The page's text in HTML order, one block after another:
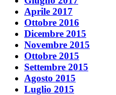
Aprile 2017
Ottobre 2016
Dicembre 2015
Novembre 2015
Ottobre 2015
Settembre 2015
Agosto 2015
Luglio 2015